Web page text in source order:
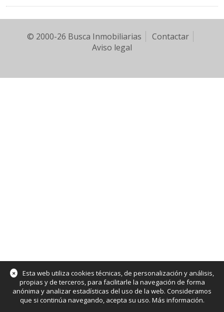
© 2000-26 Busca Inmobiliarias
Contactar
Aviso legal
×
Esta web utiliza cookies técnicas, de personalización y análisis,
propias y de terceros, para facilitarle la navegación de forma
anónima y analizar estadísticas del uso de la web. Consideramos
que si continúa navegando, acepta su uso. Más información.